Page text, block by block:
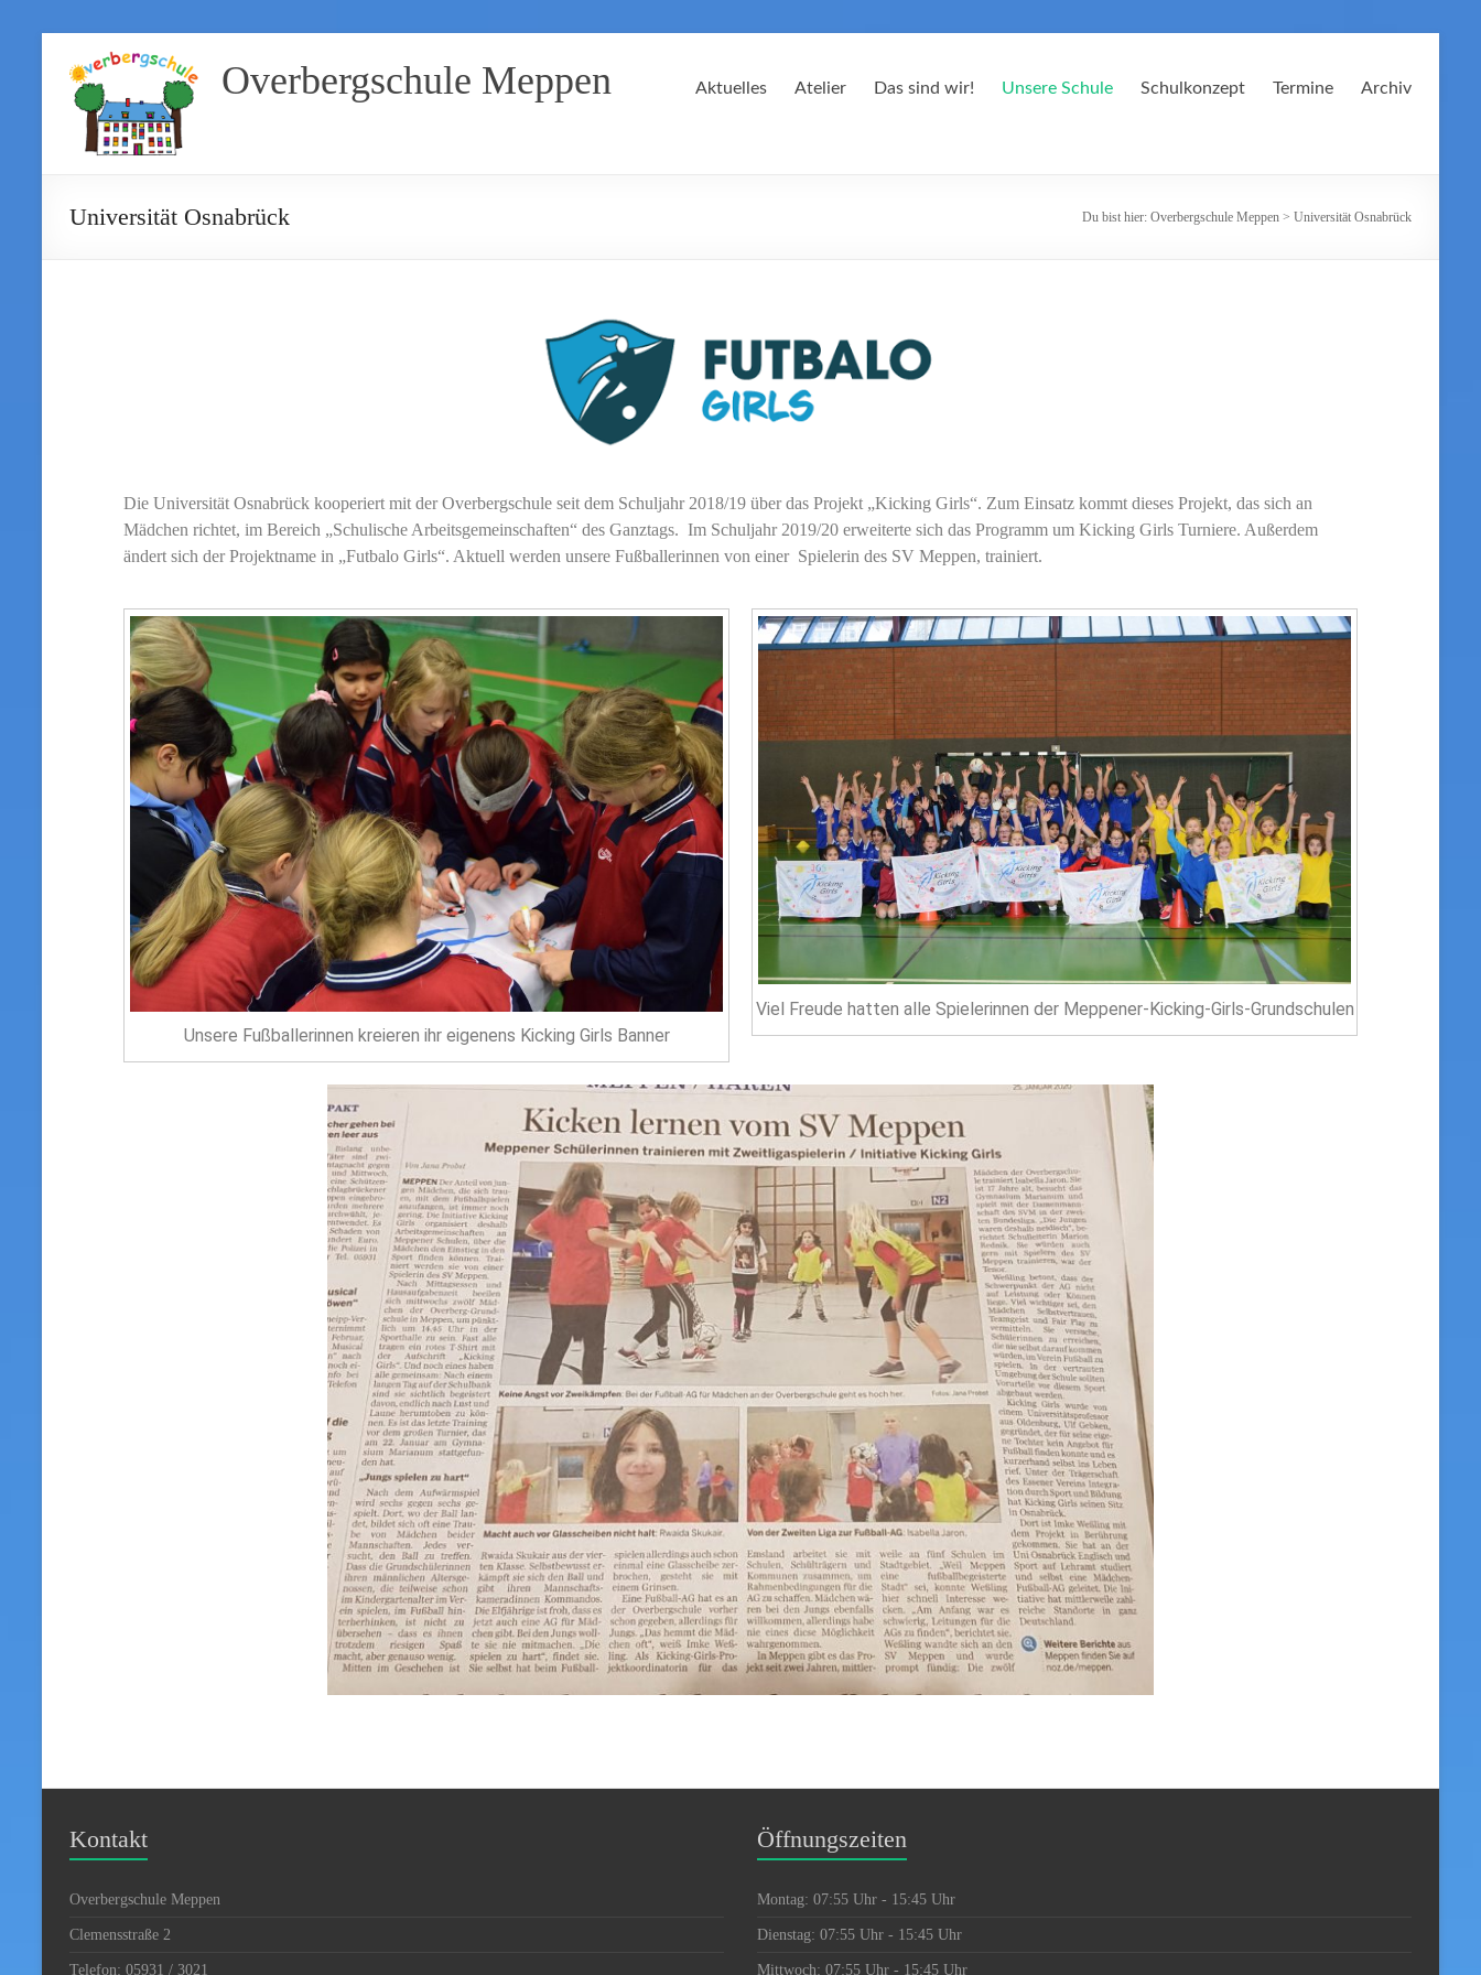
Overbergschule Meppen Aktuelles Atelier Das sind wir! Unsere Schule Schulkonzept Termine Archiv
Universität Osnabrück Du bist hier: Overbergschule Meppen > Universität Osnabrück
Die Universität Osnabrück kooperiert mit der Overbergschule seit dem Schuljahr 2018/19 über das Projekt „Kicking Girls“. Zum Einsatz kommt dieses Projekt, das sich an
Mädchen richtet, im Bereich „Schulische Arbeitsgemeinschaften“ des Ganztags. Im Schuljahr 2019/20 erweiterte sich das Programm um Kicking Girls Turniere. Außerdem
ändert sich der Projektname in „Futbalo Girls“. Aktuell werden unsere Fußballerinnen von einer Spielerin des SV Meppen, trainiert.
Unsere Fußballerinnen kreieren ihr eigenens Kicking Girls Banner
Viel Freude hatten alle Spielerinnen der Meppener-Kicking-Girls-Grundschulen
Kontakt
Overbergschule Meppen
Clemensstraße 2
Telefon: 05931 / 3021
Öffnungszeiten
Montag: 07:55 Uhr - 15:45 Uhr
Dienstag: 07:55 Uhr - 15:45 Uhr
Mittwoch: 07:55 Uhr - 15:45 Uhr